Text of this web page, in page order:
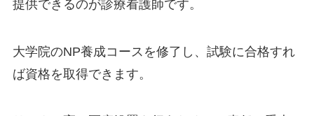
提供できるのが診療看護師です。
大学院のNP養成コースを修了し、試験に合格すれ
ば資格を取得できます。